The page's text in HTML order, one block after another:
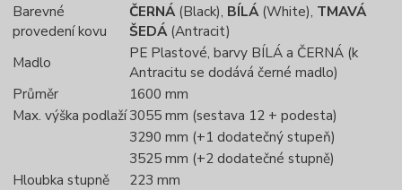
Barevné
provedení kovu
ČERNÁ(Black), BÍLÁ(White), TMAVÁ
ŠEDÁ(Antracit)
Madlo
PE Plastové, barvy BÍLÁ a ČERNÁ (k
Antracitu se dodává černé madlo)
Průměr
1600 mm
Max. výška podlaží3055 mm (sestava 12 + podesta)
3290 mm (+1 dodatečný stupeň)
3525 mm (+2 dodatečné stupně)
Hloubka stupně
223 mm